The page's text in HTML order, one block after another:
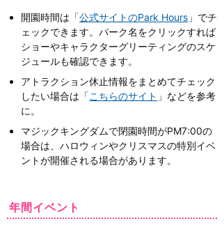
開園時間は「公式サイトのPark Hours 」でチ
ェックできます。パーク名をクリックすれば
ショーやキャラクターグリーティングのスケ
ジュールも確認できます。
アトラクション休止情報をまとめてチェック
したい場合は「こちらのサイト 」などを参考
に。
マジックキングダムで閉園時間がPM7:00の
場合は、ハロウィンやクリスマスの特別イベ
ントが開催される場合があります。
年間イベント